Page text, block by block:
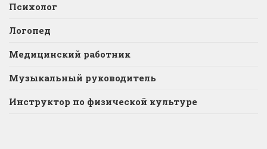
Психолог
Логопед
Медицинский работник
Музыкальный руководитель
Инструктор по физической культуре